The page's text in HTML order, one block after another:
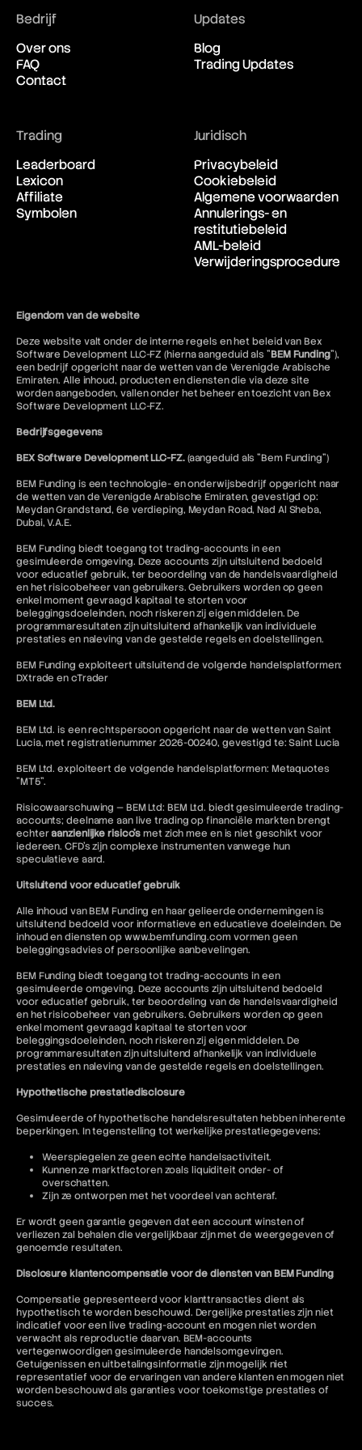
Bedrijf
Over ons
FAQ
Contact
Updates
Blog
Trading Updates
Trading
Leaderboard
Lexicon
Affiliate
Symbolen
Juridisch
Privacybeleid
Cookiebeleid
Algemene voorwaarden
Annulerings- en
restitutiebeleid
AML-beleid
Verwijderingsprocedure
Eigendom van de website
Deze website valt onder de interne regels en het beleid van Bex
Software Development LLC-FZ (hierna aangeduid als "BEM Funding"),
een bedrijf opgericht naar de wetten van de Verenigde Arabische
Emiraten. Alle inhoud, producten en diensten die via deze site
worden aangeboden, vallen onder het beheer en toezicht van Bex
Software Development LLC-FZ.
Bedrijfsgegevens
BEX Software Development LLC-FZ.(aangeduid als "Bem Funding")
BEM Funding is een technologie- en onderwijsbedrijf opgericht naar
de wetten van de Verenigde Arabische Emiraten, gevestigd op:
Meydan Grandstand, 6e verdieping, Meydan Road, Nad Al Sheba,
Dubai, V.A.E.
BEM Funding biedt toegang tot trading-accounts in een
gesimuleerde omgeving. Deze accounts zijn uitsluitend bedoeld
voor educatief gebruik, ter beoordeling van de handelsvaardigheid
en het risicobeheer van gebruikers. Gebruikers worden op geen
enkel moment gevraagd kapitaal te storten voor
beleggingsdoeleinden, noch riskeren zij eigen middelen. De
programmaresultaten zijn uitsluitend afhankelijk van individuele
prestaties en naleving van de gestelde regels en doelstellingen.
BEM Funding exploiteert uitsluitend de volgende handelsplatformen:
DXtrade en cTrader
BEM Ltd.
BEM Ltd. is een rechtspersoon opgericht naar de wetten van Saint
Lucia, met registratienummer 2026-00240, gevestigd te: Saint Lucia
BEM Ltd. exploiteert de volgende handelsplatformen: Metaquotes
"MT5".
Risicowaarschuwing — BEM Ltd: BEM Ltd. biedt gesimuleerde trading-
accounts; deelname aan live trading op financiële markten brengt
echteraanzienlijke risico'smet zich mee en is niet geschikt voor
iedereen. CFD's zijn complexe instrumenten vanwege hun
speculatieve aard.
Uitsluitend voor educatief gebruik
Alle inhoud van BEM Funding en haar gelieerde ondernemingen is
uitsluitend bedoeld voor informatieve en educatieve doeleinden. De
inhoud en diensten op www.bemfunding.com vormen geen
beleggingsadvies of persoonlijke aanbevelingen.
BEM Funding biedt toegang tot trading-accounts in een
gesimuleerde omgeving. Deze accounts zijn uitsluitend bedoeld
voor educatief gebruik, ter beoordeling van de handelsvaardigheid
en het risicobeheer van gebruikers. Gebruikers worden op geen
enkel moment gevraagd kapitaal te storten voor
beleggingsdoeleinden, noch riskeren zij eigen middelen. De
programmaresultaten zijn uitsluitend afhankelijk van individuele
prestaties en naleving van de gestelde regels en doelstellingen.
Hypothetische prestatiedisclosure
Gesimuleerde of hypothetische handelsresultaten hebben inherente
beperkingen. In tegenstelling tot werkelijke prestatiegegevens:
Weerspiegelen ze geen echte handelsactiviteit.
Kunnen ze marktfactoren zoals liquiditeit onder- of
overschatten.
Zijn ze ontworpen met het voordeel van achteraf.
Er wordt geen garantie gegeven dat een account winsten of
verliezen zal behalen die vergelijkbaar zijn met de weergegeven of
genoemde resultaten.
Disclosure klantencompensatie voor de diensten van BEM Funding
Compensatie gepresenteerd voor klanttransacties dient als
hypothetisch te worden beschouwd. Dergelijke prestaties zijn niet
indicatief voor een live trading-account en mogen niet worden
verwacht als reproductie daarvan. BEM-accounts
vertegenwoordigen gesimuleerde handelsomgevingen.
Getuigenissen en uitbetalingsinformatie zijn mogelijk niet
representatief voor de ervaringen van andere klanten en mogen niet
worden beschouwd als garanties voor toekomstige prestaties of
succes.